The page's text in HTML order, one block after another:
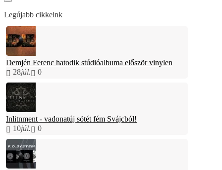
Legújabb cikkeink
Demjén Ferenc hatodik stúdióalbuma először vinylen
28júl. 0
Inlitnment - vadonatúj sötét fém Svájcból!
10júl. 0